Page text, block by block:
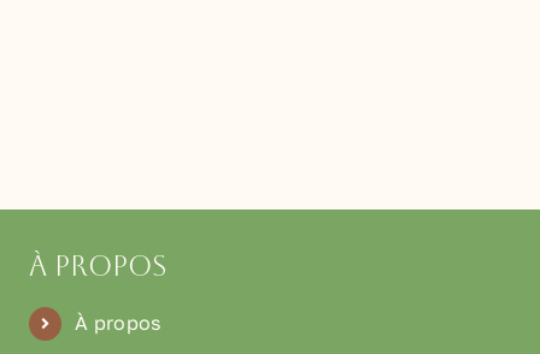
À propos
À propos